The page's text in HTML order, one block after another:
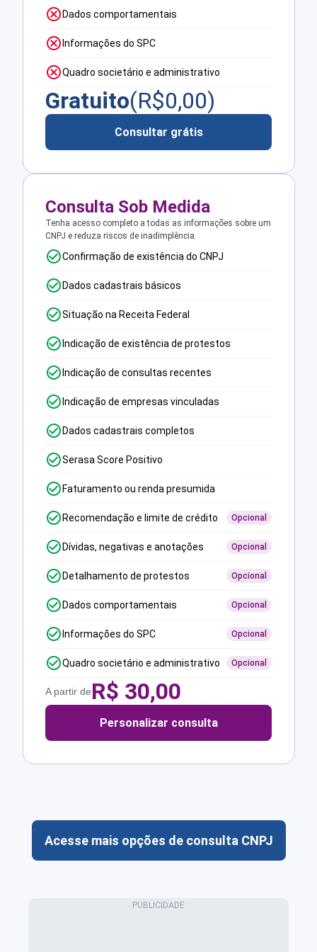
Dados comportamentais
Informações do SPC
Quadro societário e administrativo
Gratuito(R$0,00)
Consultar grátis
Consulta Sob Medida
Tenha acesso completo a todas as informações sobre um
CNPJ e reduza riscos de inadimplência.
Confirmação de existência do CNPJ
Dados cadastrais básicos
Situação na Receita Federal
Indicação de existência de protestos
Indicação de consultas recentes
Indicação de empresas vinculadas
Dados cadastrais completos
Serasa Score Positivo
Faturamento ou renda presumida
Recomendação e limite de crédito Opcional
Dívidas, negativas e anotações Opcional
Detalhamento de protestos Opcional
Dados comportamentais Opcional
Informações do SPC Opcional
Quadro societário e administrativo Opcional
A partir deR$ 30,00
Personalizar consulta
Acesse mais opções de consulta CNPJ